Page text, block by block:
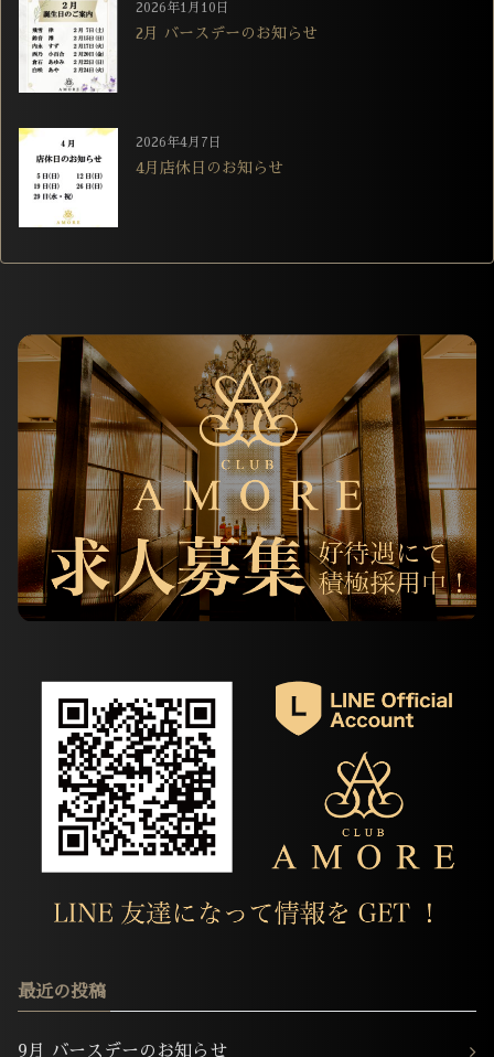
2026年1月10日
2月 バースデーのお知らせ
2026年4月7日
4月店休日のお知らせ
最近の投稿
9月 バースデーのお知らせ